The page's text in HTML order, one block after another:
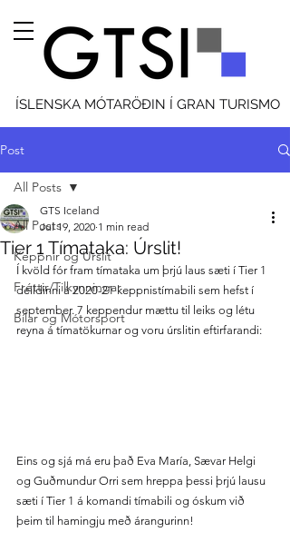
ÍSLENSKA MÓTARÖÐIN Í GRAN TURISMO
Post
All Posts
Keppnir og Úrslit
Fréttir/Tilkynningar
Bílar og Mótorsport
All Posts
Tier 1 Tímataka: Úrslit!
GTS Iceland
Jul 19, 2020 1 min read
Í kvöld fór fram tímataka um þrjú laus sæti í Tier 1
deildinni á 2020-21 keppnistímabili sem hefst í
september. 7 keppendur mættu til leiks og létu
reyna á tímatökurnar og voru úrslitin eftirfarandi:
Eins og sjá má eru það Eva María, Sævar Helgi
og Guðmundur Orri sem hreppa þessi þrjú lausu
sæti í Tier 1 á komandi tímabili og óskum við
þeim til hamingju með árangurinn!